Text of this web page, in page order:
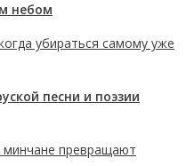
небом
убираться самому уже
песни и поэзии
минчане превращают